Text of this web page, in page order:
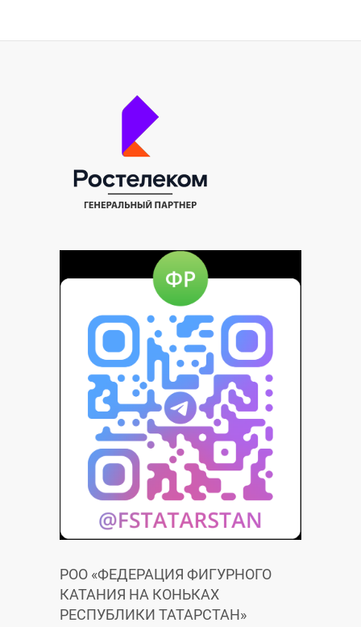
РОО «ФЕДЕРАЦИЯ ФИГУРНОГО
КАТАНИЯ НА КОНЬКАХ
РЕСПУБЛИКИ ТАТАРСТАН»